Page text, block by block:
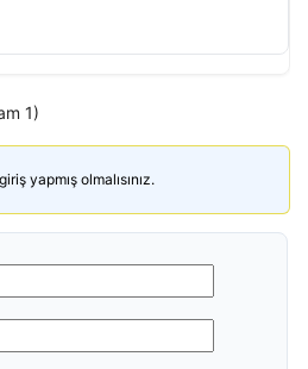
1)
yapmış olmalısınız.